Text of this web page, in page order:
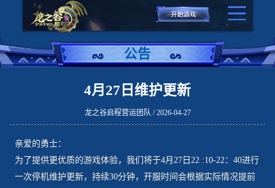
公告
4月27日维护更新
龙之谷启程营运团队 / 2026-04-27
亲爱的勇士：
为了提供更优质的游戏体验，我们将于4月27日22 :10-22：40进行
一次停机维护更新，持续30分钟，开服时间会根据实际情况提前